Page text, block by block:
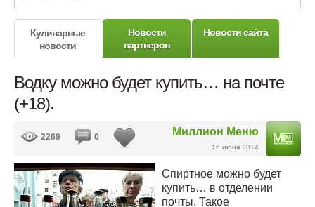
Кулинарные
новости
Новости
партнеров
Новости сайта
Водку можно будет купить… на почте
(+18).
Миллион Меню
16 июня 2014
2269 0
Спиртное можно будет
купить… в отделении
почты. Такое